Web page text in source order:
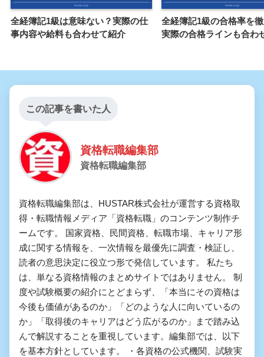
全経簿記1級は意味ない？実際の仕
事内容や給料も合わせて紹介
全経簿記1級の合格率を
実際の合格ラインも合わ
この記事を書いた人
資格転職編集部
資格転職編集部
資格転職編集部は、HUSTAR株式会社が運営する資格取
得・転職情報メディア「資格転職」のコンテンツ制作チ
ームです。 国家資格、民間資格、転職市場、キャリア形
成に関する情報を、一次情報を最優先に調査・検証し、
読者の意思決定に役立つ形で発信しています。 私たち
は、単なる資格情報のまとめサイトではありません。 制
度や試験概要の紹介にとどまらず、「本当にその資格は
今後も価値があるのか」「どのような人に向いているの
か」「取得後のキャリアはどう広がるのか」まで踏み込
んで解説することを重視しています。編集部では、以下
を基本方針としています。 ・各資格の公式機関、試験実